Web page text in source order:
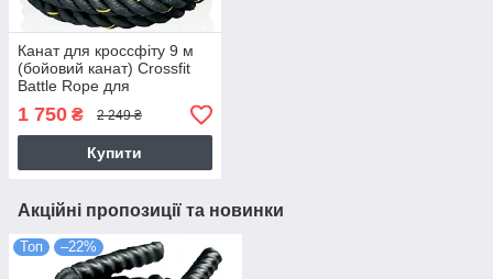
Канат для кроссфіту 9 м
(бойовий канат) Crossfit
Battle Rope для
витривалості (MS3249-1)
1 750 ₴ 2 249 ₴
Купити
Акційні пропозиції та новинки
Топ –22%